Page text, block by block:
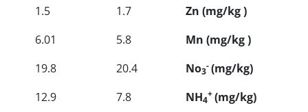
1.5
1.7
Zn (mg/kg )
6.01
5.8
Mn (mg/kg )
19.8
20.4 No3
-(mg/kg)
12.9
7.8 NH4
+(mg/kg)